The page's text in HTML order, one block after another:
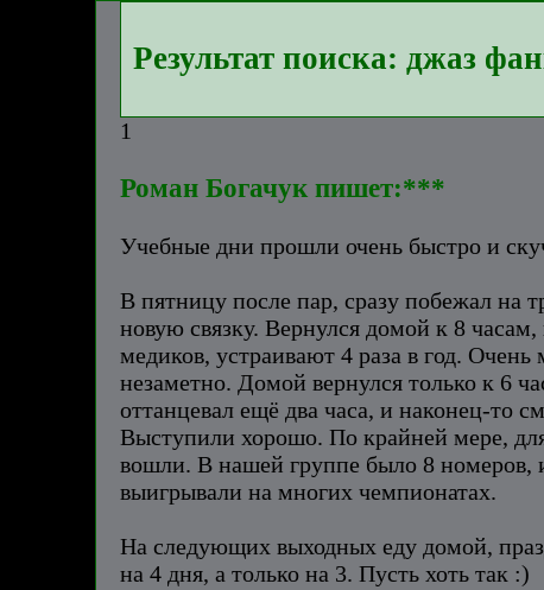
Результат поиска: джаз
1
Роман Богачук пишет:***
Учебные дни прошли очень быстро и
В пятницу после пар, сразу побежал на
новую связку. Вернулся домой к 8
медиков, устраивают 4 раза в год.
незаметно. Домой вернулся только к 6
оттанцевал ещё два часа, и наконец-то
Выступили хорошо. По крайней мере,
вошли. В нашей группе было 8 номеров,
выигрывали на многих чемпионатах.
На следующих выходных еду домой,
на 4 дня, а только на 3. Пусть хоть так :)